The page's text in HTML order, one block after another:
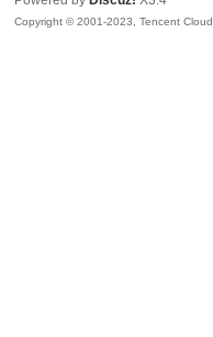
Copyright © 2001-2023, Tencent Cloud.